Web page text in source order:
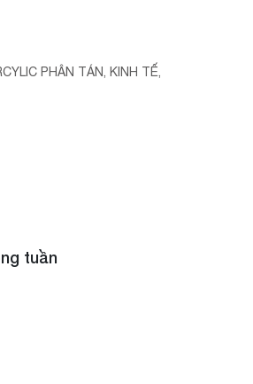
PHÂN TÁN, KINH TẾ,
tuần